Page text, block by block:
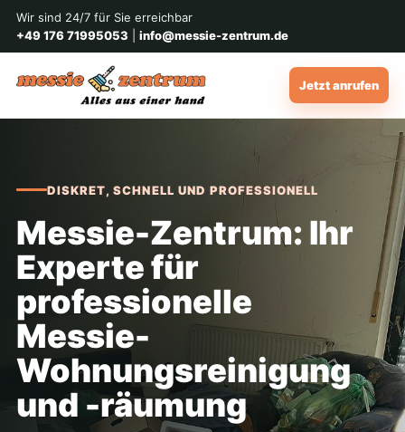
Wir sind 24/7 für Sie erreichbar
+49 176 71995053
info@messie-zentrum.de
Jetzt anrufen
DISKRET, SCHNELL UND PROFESSIONELL
Messie-Zentrum: Ihr
Experte für
professionelle
Messie-
Wohnungsreinigung
und -räumung